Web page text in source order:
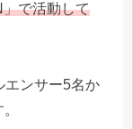
で活動して
エンサー5名か